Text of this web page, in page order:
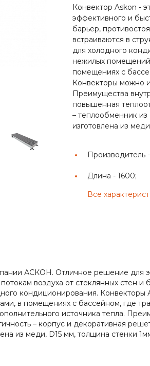
Конвектор Askon -
эффективного и
барьер,
встраиваются в
для холодного
нежилых помещений
помещениях с
Конвекторы можно
Преимущества
повышенная
– теплообменник
изготовлена из
Производитель -
Длина - 1600;
Все
АСКОН. Отличное решение
воздуха от стеклянных стен
кондиционирования.
в помещениях с бассейном, где
источника тепла.
– корпус и декоративная
из меди, D15 мм, толщина стенки